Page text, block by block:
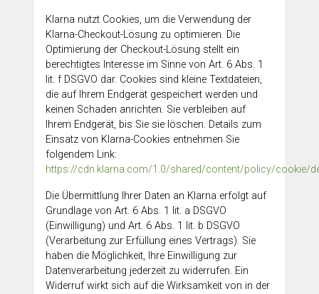
Klarna nutzt Cookies, um die Verwendung der
Klarna-Checkout-Lösung zu optimieren. Die
Optimierung der Checkout-Lösung stellt ein
berechtigtes Interesse im Sinne von Art. 6 Abs. 1
lit. f DSGVO dar. Cookies sind kleine Textdateien,
die auf Ihrem Endgerät gespeichert werden und
keinen Schaden anrichten. Sie verbleiben auf
Ihrem Endgerät, bis Sie sie löschen. Details zum
Einsatz von Klarna-Cookies entnehmen Sie
folgendem Link:
https://cdn.klarna.com/1.0/shared/content/policy/cookie/
Die Übermittlung Ihrer Daten an Klarna erfolgt auf
Grundlage von Art. 6 Abs. 1 lit. a DSGVO
(Einwilligung) und Art. 6 Abs. 1 lit. b DSGVO
(Verarbeitung zur Erfüllung eines Vertrags). Sie
haben die Möglichkeit, Ihre Einwilligung zur
Datenverarbeitung jederzeit zu widerrufen. Ein
Widerruf wirkt sich auf die Wirksamkeit von in der